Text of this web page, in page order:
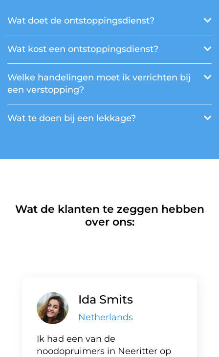
Wat doet de ontstoppingsdienst?
Wat kost een ontstoppingsdienst?
Welke handelingen moet ik verrichten bij
een verstopping?
Wat te doen bij een lekkage?
Wat de klanten te zeggen hebben
over ons:
Ida Smits
Netherlands
Ik had een van de
noodopruimers in Neeritter op